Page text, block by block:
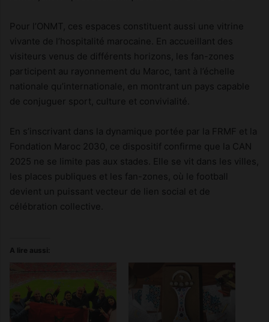
Pour l’ONMT, ces espaces constituent aussi une vitrine
vivante de l’hospitalité marocaine. En accueillant des
visiteurs venus de différents horizons, les fan-zones
participent au rayonnement du Maroc, tant à l’échelle
nationale qu’internationale, en montrant un pays capable
de conjuguer sport, culture et convivialité.
En s’inscrivant dans la dynamique portée par la FRMF et la
Fondation Maroc 2030, ce dispositif confirme que la CAN
2025 ne se limite pas aux stades. Elle se vit dans les villes,
les places publiques et les fan-zones, où le football
devient un puissant vecteur de lien social et de
célébration collective.
A lire aussi: